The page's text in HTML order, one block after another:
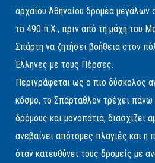
αρχαίου Αθηναίου δρομέα
το 490 π.Χ., πριν από τη μάχη του
Σπάρτη να ζητήσει βοήθεια στον
Έλληνες με τους Πέρσες.
Περιγράφεται ως ο πιο δύσκολος
κόσμο, το Σπάρταθλον τρέχει
δρόμους και μονοπάτια, διασχίζει
ανεβαίνει απότομες πλαγιές και η
όταν κατευθύνει τους δρομείς με